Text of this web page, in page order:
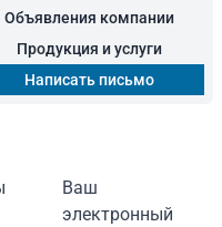
Объявления компании
Продукция и услуги
Написать письмо
Ваш
электронный